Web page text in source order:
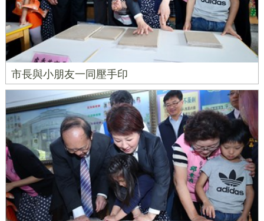
市長與小朋友一同壓手印